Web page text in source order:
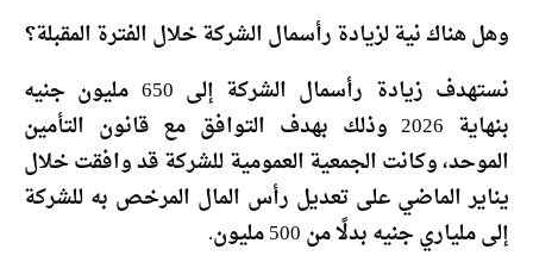
وهل هناك نية لزيادة رأسمال الشركة خلال الفترة المقبلة؟
نستهدف زيادة رأسمال الشركة إلى 650 مليون جنيه
بنهاية 2026 وذلك بهدف التوافق مع قانون التأمين
الموحد، وكانت الجمعية العمومية للشركة قد وافقت خلال
يناير الماضي على تعديل رأس المال المرخص به للشركة
إلى ملياري جنيه بدلًا من 500 مليون.